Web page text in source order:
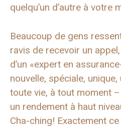
quelqu’un d’autre à votre
Beaucoup de gens
ravis de recevoir un
d’un «expert en
nouvelle, spéciale, unique,
toute vie, à tout moment
un rendement à haut
Cha-ching! Exactement